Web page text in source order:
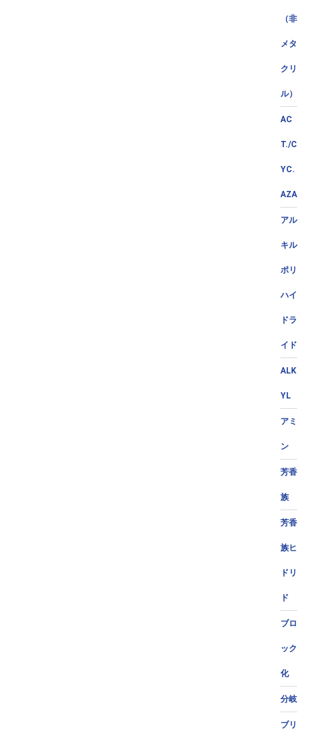
（非
メタ
クリ
ル）
AC
T./C
YC.
AZA
アル
キル
ポリ
ハイ
ドラ
イド
ALK
YL
アミ
ン
芳香
族
芳香
族ヒ
ドリ
ド
ブロ
ック
化
分岐
ブリ